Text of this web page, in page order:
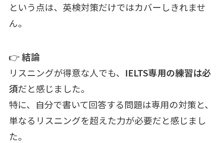
という点は、英検対策だけではカバーしきれませ
ん。
👉結論
リスニングが得意な人でも、 IELTS専用の練習は必
須だと感じました。
特に、自分で書いて回答する問題は専用の対策と、
単なるリスニングを超えた力が必要だと感じまし
た。